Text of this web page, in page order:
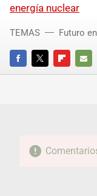
energía nuclear
FACEBOOKTWITTERFLIPBOARD
E-
TEMAS Futuro